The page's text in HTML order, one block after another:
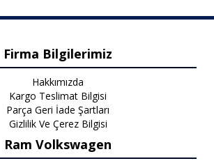
Firma Bilgilerimiz
Hakkımızda
Kargo Teslimat Bilgisi
Parça Geri İade Şartları
Gizlilik Ve Çerez Bilgisi
Ram Volkswagen